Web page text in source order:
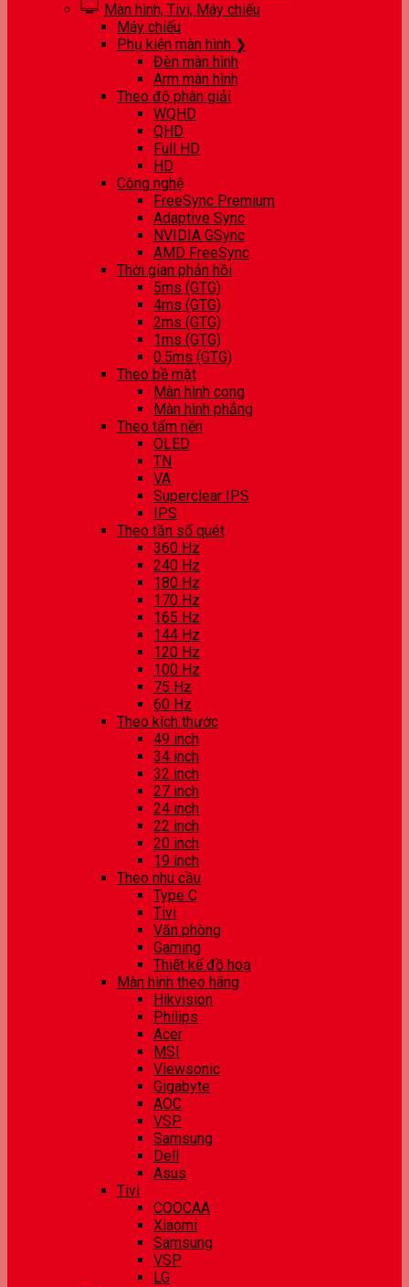
Màn hình, Tivi, Máy chiếu
Máy chiếu
Phụ kiện màn hình ❯
Đèn màn hình
Arm màn hình
Theo độ phân giải
WQHD
QHD
Full HD
HD
Công nghệ
FreeSync Premium
Adaptive Sync
NVIDIA GSync
AMD FreeSync
Thời gian phản hồi
5ms (GTG)
4ms (GTG)
2ms (GTG)
1ms (GTG)
0.5ms (GTG)
Theo bề mặt
Màn hình cong
Màn hình phẳng
Theo tấm nền
OLED
TN
VA
Superclear IPS
IPS
Theo tần số quét
360 Hz
240 Hz
180 Hz
170 Hz
165 Hz
144 Hz
120 Hz
100 Hz
75 Hz
60 Hz
Theo kích thước
49 inch
34 inch
32 inch
27 inch
24 inch
22 inch
20 inch
19 inch
Theo nhu cầu
Type C
Tivi
Văn phòng
Gaming
Thiết kế đồ hoạ
Màn hình theo hãng
Hikvision
Philips
Acer
MSI
Viewsonic
Gigabyte
AOC
VSP
Samsung
Dell
Asus
Tivi
COOCAA
Xiaomi
Samsung
VSP
LG